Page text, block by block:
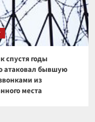
спустя годы
атаковал бывшую
из
места